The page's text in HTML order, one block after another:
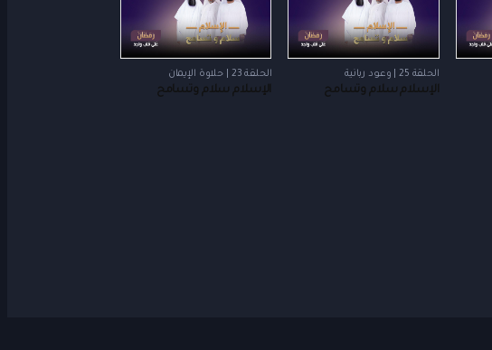
الحلقة 25 | وعود ربانية
الإسلام سلام وتسامح
الحلقة 23 | حلاوة الإيمان
الإسلام سلام وتسامح